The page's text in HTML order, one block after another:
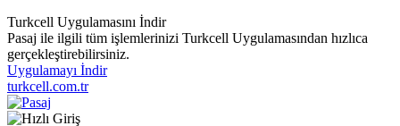
Turkcell Uygulamasını İndir
Pasaj ile ilgili tüm işlemlerinizi Turkcell Uygulamasından hızlıca
gerçekleştirebilirsiniz.
Uygulamayı İndir
turkcell.com.tr